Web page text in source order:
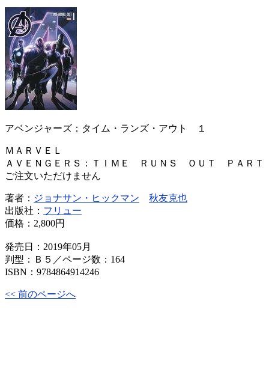
アベンジャーズ：タイム・ランズ・アウト １
ＭＡＲＶＥＬ
ＡＶＥＮＧＥＲＳ：ＴＩＭＥ ＲＵＮＳ ＯＵＴ ＰＡＲ
ご注文いただけません
著者： ジョナサン・ヒックマン
秋友克也
出版社： フリュー
価格： 2,800円
発売日：2019年05月
判型：Ｂ５／ページ数：164
ISBN：9784864914246
<< 前のページへ